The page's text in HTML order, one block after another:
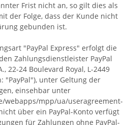
Frist nicht an, so gilt dies als
der Folge, dass der Kunde nicht
gebunden ist.
"PayPal Express" erfolgt die
Zahlungsdienstleister PayPal
22-24 Boulevard Royal, L-2449
"PayPal"), unter Geltung der
einsehbar unter
webapps/mpp/ua/useragreement-
über ein PayPal-Konto verfügt
für Zahlungen ohne PayPal-